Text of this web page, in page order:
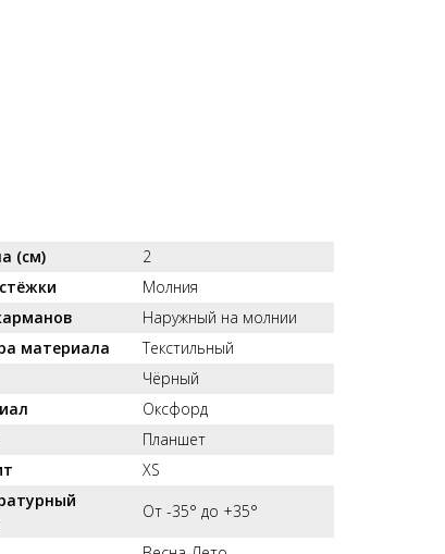
(см)
2
Молния
Наружный на молнии
материала
Текстильный
Чёрный
Оксфорд
Планшет
XS
От -35° до +35°